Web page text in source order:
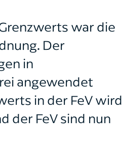
war die
Der
in
angewendet
in der FeV wird
der FeV sind nun